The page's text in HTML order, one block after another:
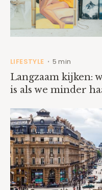
LIFESTYLE • 5 min
Langzaam kijken:
is als we minder